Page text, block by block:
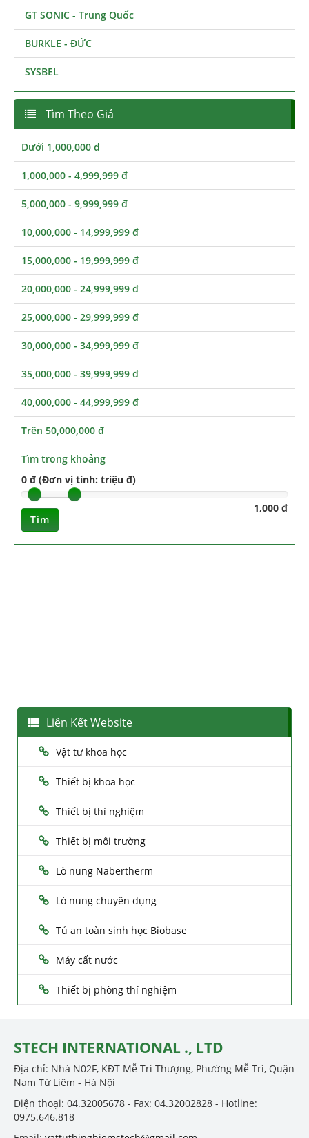
GT SONIC - Trung Quốc
BURKLE - ĐỨC
SYSBEL
Tìm Theo Giá
Dưới 1,000,000 đ
1,000,000 - 4,999,999 đ
5,000,000 - 9,999,999 đ
10,000,000 - 14,999,999 đ
15,000,000 - 19,999,999 đ
20,000,000 - 24,999,999 đ
25,000,000 - 29,999,999 đ
30,000,000 - 34,999,999 đ
35,000,000 - 39,999,999 đ
40,000,000 - 44,999,999 đ
Trên 50,000,000 đ
Tìm trong khoảng
0 đ (Đơn vị tính: triệu đ)
1,000 đ
Tìm
Liên Kết Website
Vật tư khoa học
Thiết bị khoa học
Thiết bị thí nghiệm
Thiết bị môi trường
Lò nung Nabertherm
Lò nung chuyên dụng
Tủ an toàn sinh học Biobase
Máy cất nước
Thiết bị phòng thí nghiệm
STECH INTERNATIONAL ., LTD
Địa chỉ: Nhà N02F, KĐT Mễ Trì Thượng, Phường Mễ Trì, Quận
Nam Từ Liêm - Hà Nội
Điện thoại: 04.32005678 - Fax: 04.32002828 - Hotline:
0975.646.818